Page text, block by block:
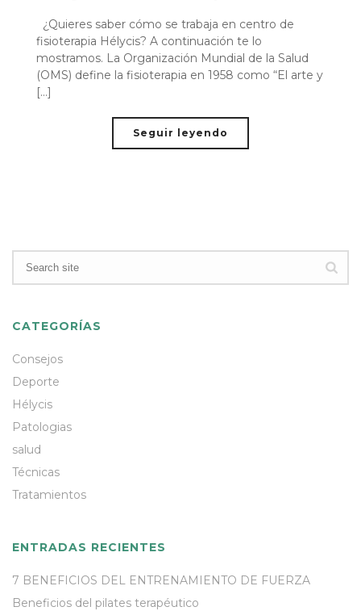
¿Quieres saber cómo se trabaja en centro de
fisioterapia Hélycis? A continuación te lo
mostramos. La Organización Mundial de la Salud
(OMS) define la fisioterapia en 1958 como “El arte y
[...]
Seguir leyendo
CATEGORÍAS
Consejos
Deporte
Hélycis
Patologias
salud
Técnicas
Tratamientos
ENTRADAS RECIENTES
7 BENEFICIOS DEL ENTRENAMIENTO DE FUERZA
Beneficios del pilates terapéutico